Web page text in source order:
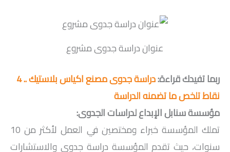
عنوان دراسة جدوى مشروع
ربما تفيدك قراءة:
دراسة جدوى مصنع اكياس بلاستيك .. 4
نقاط تلخص ما تضمنه الدراسة
مؤسسة سنابل الإبداع لدراسات الجدوى:
تملك المؤسسة خبراء ومختصين في العمل لأكثر من 10
سنوات، حيث تقدم المؤسسة دراسة جدوى والاستشارات